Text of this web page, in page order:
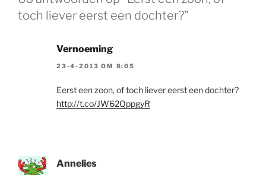
toch liever eerst een dochter?”
Vernoeming
23-4-2013 OM 8:05
Eerst een zoon, of toch liever eerst een dochter?
http://t.co/JW62QppgyR
Annelies